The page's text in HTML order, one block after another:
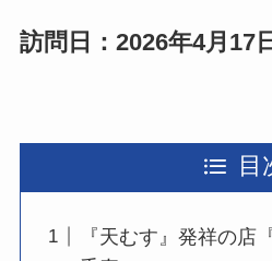
訪問日：2026年4月17
目
『天むす』発祥の店